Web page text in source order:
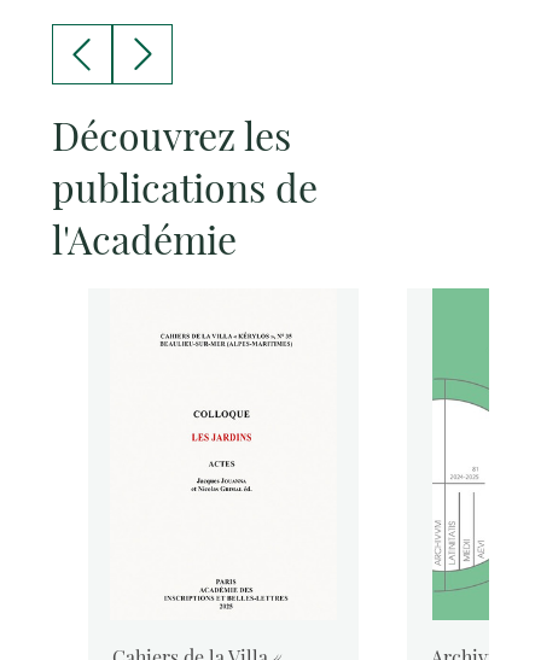
Découvrez les
publications de
l'Académie